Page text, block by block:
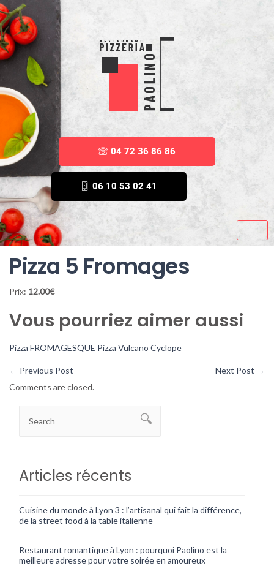
04 72 36 86 86
06 10 53 02 41
Pizza 5 Fromages
Prix: 12.00€
Vous pourriez aimer aussi
Pizza FROMAGESQUE Pizza Vulcano Cyclope
← Previous Post Next Post →
Comments are closed.
Articles récents
Cuisine du monde à Lyon 3 : l’artisanal qui fait la différence,
de la street food à la table italienne
Restaurant romantique à Lyon : pourquoi Paolino est la
meilleure adresse pour votre soirée en amoureux